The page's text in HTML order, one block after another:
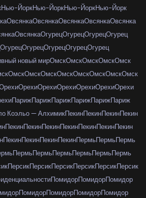
Нью-ЙоркНью-ЙоркНью-ЙоркНью-Йорк
ОвсянкаОвсянкаОвсянкаОвсянкаОвсянка
ОвсянкаОгурецОгурецОгурецОгурец
ОгурецОгурецОгурецОгурецОгурец
новый мирОмскОмскОмскОмскОмск
ОмскОмскОмскОмскОмскОмскОмскОмск
ОрехиОрехиОрехиОрехиОрехиОрехи
ПарижПарижПарижПарижПарижПариж
Коэльо — АлхимикПекинПекинПекинПекин
ПекинПекинПекинПекинПекинПекинПекин
ПекинПекинПекинПекинПермьПермьПермь
ПермьПермьПермьПермьПермьПермь
ПерсикПерсикПерсикПерсикПерсикПерсик
ПомидорПомидорПомидор
ПомидорПомидорПомидорПомидор